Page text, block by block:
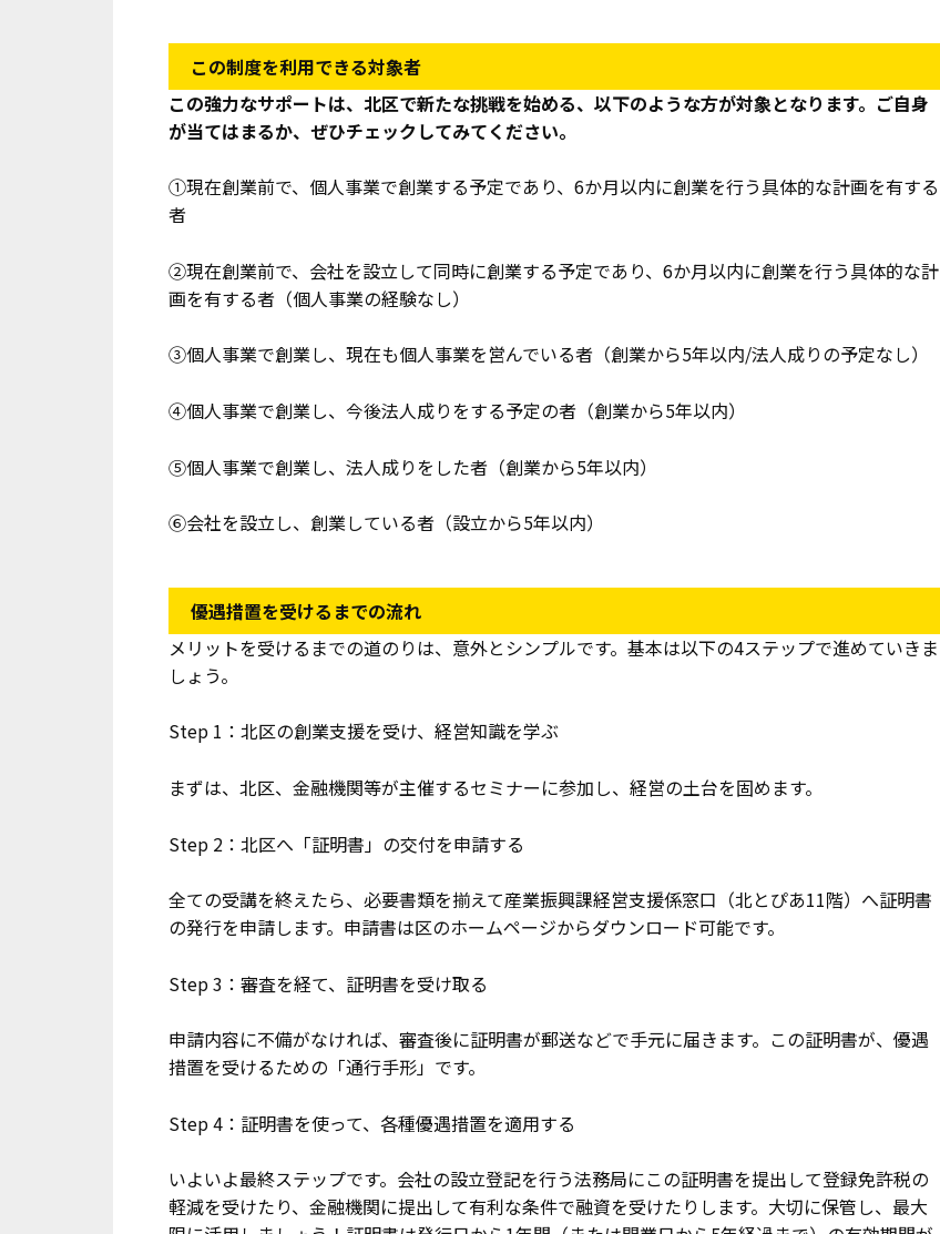
この制度を利用できる対象者
この強力なサポートは、北区で新たな挑戦を始める、以下のような方が対象となります。ご自身
が当てはまるか、ぜひチェックしてみてください。
①現在創業前で、個人事業で創業する予定であり、6か月以内に創業を行う具体的な計画を有する
者
②現在創業前で、会社を設立して同時に創業する予定であり、6か月以内に創業を行う具体的な計
画を有する者（個人事業の経験なし）
③個人事業で創業し、現在も個人事業を営んでいる者（創業から5年以内/法人成りの予定なし）
④個人事業で創業し、今後法人成りをする予定の者（創業から5年以内）
⑤個人事業で創業し、法人成りをした者（創業から5年以内）
⑥会社を設立し、創業している者（設立から5年以内）
優遇措置を受けるまでの流れ
メリットを受けるまでの道のりは、意外とシンプルです。基本は以下の4ステップで進めていきま
しょう。
Step 1：北区の創業支援を受け、経営知識を学ぶ
まずは、北区、金融機関等が主催するセミナーに参加し、経営の土台を固めます。
Step 2：北区へ「証明書」の交付を申請する
全ての受講を終えたら、必要書類を揃えて産業振興課経営支援係窓口（北とぴあ11階）へ証明書
の発行を申請します。申請書は区のホームページからダウンロード可能です。
Step 3：審査を経て、証明書を受け取る
申請内容に不備がなければ、審査後に証明書が郵送などで手元に届きます。この証明書が、優遇
措置を受けるための「通行手形」です。
Step 4：証明書を使って、各種優遇措置を適用する
いよいよ最終ステップです。会社の設立登記を行う法務局にこの証明書を提出して登録免許税の
軽減を受けたり、金融機関に提出して有利な条件で融資を受けたりします。大切に保管し、最大